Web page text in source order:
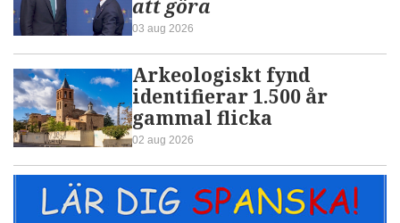
att göra
03 aug 2026
Arkeologiskt fynd
identifierar 1.500 år
gammal flicka
02 aug 2026